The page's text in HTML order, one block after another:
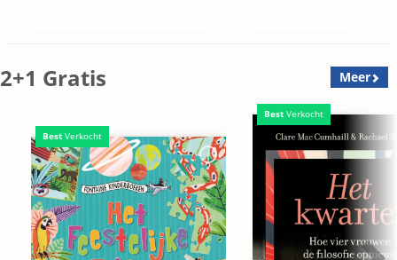
2+1 Gratis Meer
Best Verkocht
Best Verkocht